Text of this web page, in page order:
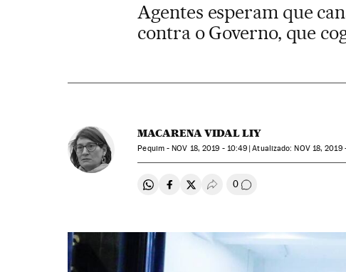
Agentes esperam que
contra o Governo, que
MACARENA VIDAL LIY
Pequim -NOV 18, 2019 - 10:49 atualizado: NOV18, 2019
Compartir en Whatsapp
Compartir en Facebook
Compartir en Twitter
Desplegar Redes Sociales
0 Comentários